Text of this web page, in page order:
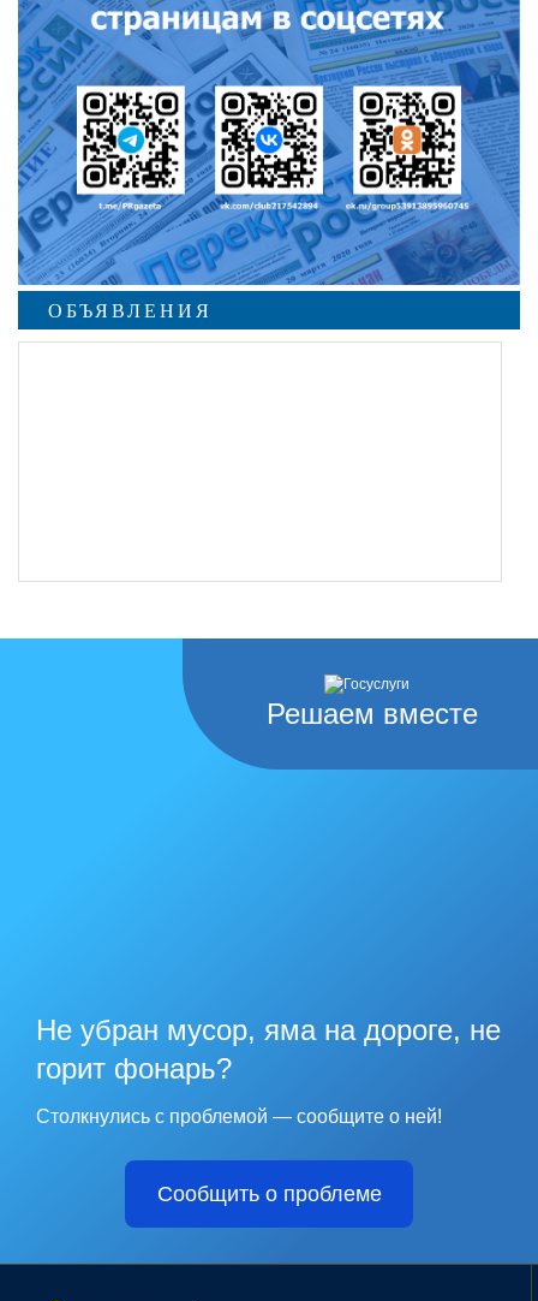
ОБЪЯВЛЕНИЯ
Решаем вместе
Не убран мусор, яма на дороге, не
горит фонарь?
Столкнулись с проблемой — сообщите о ней!
Сообщить о проблеме